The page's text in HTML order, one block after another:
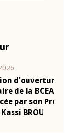
de Politique
2026,
Jean-